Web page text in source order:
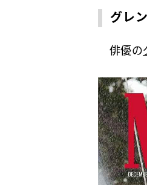
グレ
俳優の